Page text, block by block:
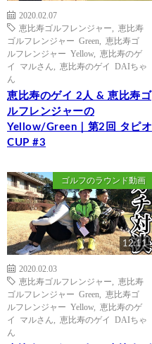
2020.02.07
恵比寿ゴルフレンジャー
恵比寿
ゴルフレンジャー Green
恵比寿ゴ
ルフレンジャー Yellow, 恵比寿のゲ
イ マルさん
恵比寿のゲイ DAIちゃ
ん
恵比寿のゲイ 2人 & 恵比寿ゴ
ルフレンジャーの
Yellow/Green｜第2回 タピオ
CUP #3
ゴルフのラウンド動画
12:11
2020.02.03
恵比寿ゴルフレンジャー
恵比寿
ゴルフレンジャー Green
恵比寿ゴ
ルフレンジャー Yellow, 恵比寿のゲ
イ マルさん
恵比寿のゲイ DAIちゃ
ん